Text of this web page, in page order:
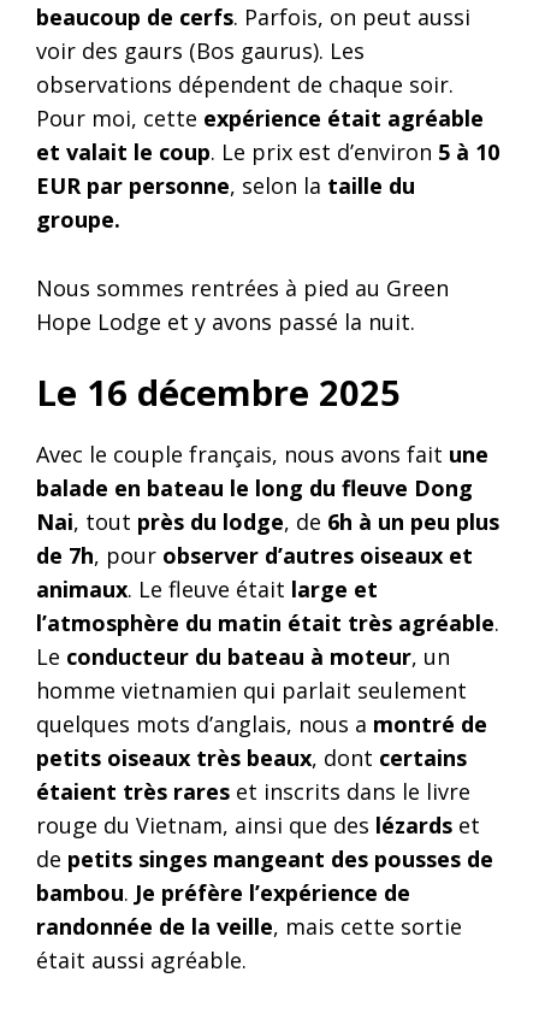
beaucoup de cerfs. Parfois, on peut aussi
voir des gaurs (Bos gaurus). Les
observations dépendent de chaque soir.
Pour moi, cette expérience était agréable
et valait le coup. Le prix est d’environ 5 à 10
EUR par personne, selon la taille du
groupe.
Nous sommes rentrées à pied au Green
Hope Lodge et y avons passé la nuit.
Le 16 décembre 2025
Avec le couple français, nous avons fait une
balade en bateau le long du fleuve Dong
Nai, tout près du lodge, de 6h à un peu plus
de 7h, pour observer d’autres oiseaux et
animaux. Le fleuve était large et
l’atmosphère du matin était très agréable.
Le conducteur du bateau à moteur, un
homme vietnamien qui parlait seulement
quelques mots d’anglais, nous a montré de
petits oiseaux très beaux, dont certains
étaient très rares et inscrits dans le livre
rouge du Vietnam, ainsi que des lézards et
de petits singes mangeant des pousses de
bambou. Je préfère l’expérience de
randonnée de la veille, mais cette sortie
était aussi agréable.